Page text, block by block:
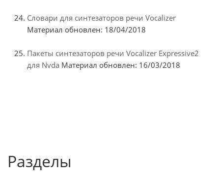
Словари для синтезаторов речи Vocalizer
Материал обновлен: 18/04/2018
Пакеты синтезаторов речи Vocalizer Expressive2
для Nvda Материал обновлен: 16/03/2018
Разделы